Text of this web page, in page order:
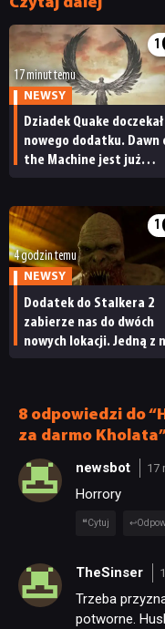
1
17 minut temu
NEWSY
Dziadek Quake
nowego dodatku. Dawn
the Machine jest już
1
4 godzin temu
NEWSY
Dodatek do Stalkera 2
zabierze nas do dwóch
nowych lokacji. Jedną z
8 odpowiedzi do
za darmo Kholata”
newsbot 17
Horrory
Cytuj
TheSinser
Trzeba
potworne.